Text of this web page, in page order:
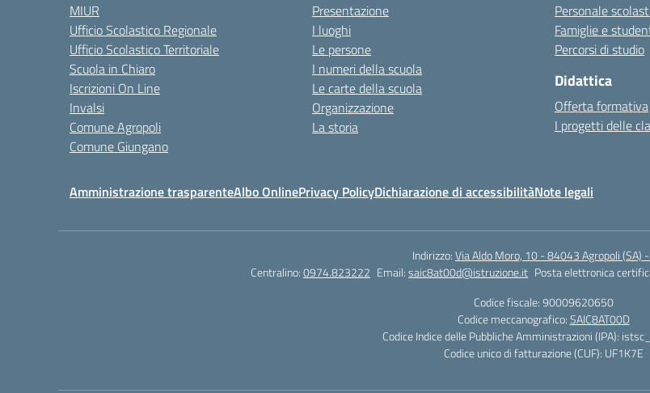
MIUR
Ufficio Scolastico Regionale
Ufficio Scolastico Territoriale
Scuola in Chiaro
Iscrizioni On Line
Invalsi
Comune Agropoli
Comune Giungano
Presentazione
I luoghi
Le persone
I numeri della scuola
Le carte della scuola
Organizzazione
La storia
Personale
Famiglie e
Percorsi di studio
Didattica
Offerta formativa
I progetti delle
Amministrazione trasparenteAlbo OnlinePrivacy PolicyDichiarazione di accessibilitàNote legali
Indirizzo:Via Aldo Moro, 10 - 84043 Agropoli (SA)
Centralino:0974.823222 Email:saic8at00d@istruzione.it Posta elettronica
Codice fiscale: 90009620650
Codice meccanografico:SAIC8AT00D
Codice Indice delle Pubbliche Amministrazioni (IPA):
Codice unico di fatturazione (CUF): UF1K7E